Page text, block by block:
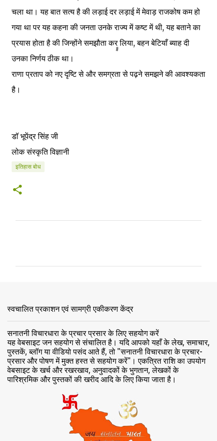
चला था। यह बात सत्य है की लड़ाई दर लड़ाई में मेवाड़ राजकोष कम हो
गया था पर यह कहना की जनता उनके राज्य में कष्ट में थी, यह बताने का
प्रयास होता है की जिन्होंने समझौता कर लिया, बहन बेटियाँ ब्याह दी
उनका निर्णय ठीक था।
राणा प्रताप को नए दृष्टि से और समग्रता से पढ़ने समझने की आवश्यकता
है।
डॉ भूपेंद्र सिंह जी
लोक संस्कृति विज्ञानी
इतिहास बोध
स्वचालित प्रकाशन एवं सामग्री एकीकरण केंद्र
सनातनी विचारधारा के प्रचार प्रसार के लिए सहयोग करें
यह वेबसाइट जन सहयोग से संचालित है। यदि आपको यहाँ के लेख, समाचार,
पुस्तकें, ब्लॉग या वीडियो पसंद आते हैं, तो "सनातनी विचारधारा के प्रचार-
प्रसार और पोषण में मुक्त हस्त से सहयोग करें"। एकत्रित राशि का उपयोग
वेबसाइट के खर्च और रखरखाव, अनुवादकों के भुगतान, लेखकों के
पारिश्रमिक और पुस्तकों की खरीद आदि के लिए किया जाता है।